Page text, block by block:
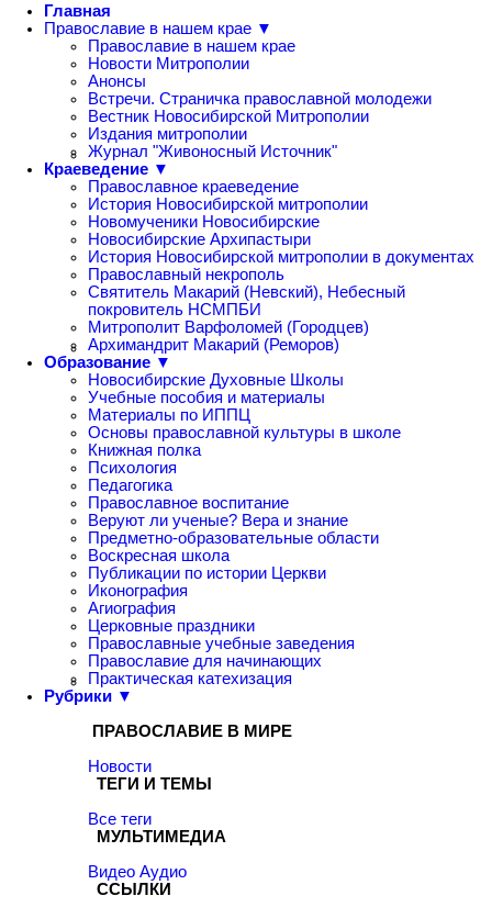
Главная
Православие в нашем крае ▼
Православие в нашем крае
Новости Митрополии
Анонсы
Встречи. Страничка православной молодежи
Вестник Новосибирской Митрополии
Издания митрополии
Журнал "Живоносный Источник"
Краеведение ▼
Православное краеведение
История Новосибирской митрополии
Новомученики Новосибирские
Новосибирские Архипастыри
История Новосибирской митрополии в документах
Православный некрополь
Святитель Макарий (Невский), Небесный
покровитель НСМПБИ
Митрополит Варфоломей (Городцев)
Архимандрит Макарий (Реморов)
Образование ▼
Новосибирские Духовные Школы
Учебные пособия и материалы
Материалы по ИППЦ
Основы православной культуры в школе
Книжная полка
Психология
Педагогика
Православное воспитание
Веруют ли ученые? Вера и знание
Предметно-образовательные области
Воскресная школа
Публикации по истории Церкви
Иконография
Агиография
Церковные праздники
Православные учебные заведения
Православие для начинающих
Практическая катехизация
Рубрики ▼
ПРАВОСЛАВИЕ В МИРЕ
Новости
ТЕГИ И ТЕМЫ
Все теги
МУЛЬТИМЕДИА
Видео Аудио
ССЫЛКИ